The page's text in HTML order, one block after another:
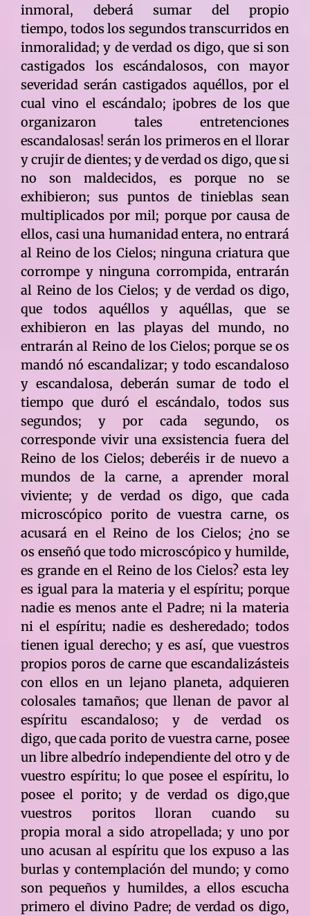
inmoral, deberá sumar del propio
tiempo, todos los segundos transcurridos en
inmoralidad; y de verdad os digo, que si son
castigados los escándalosos, con mayor
severidad serán castigados aquéllos, por el
cual vino el escándalo; ¡pobres de los que
organizaron tales entretenciones
escandalosas! serán los primeros en el llorar
y crujir de dientes; y de verdad os digo, que si
no son maldecidos, es porque no se
exhibieron; sus puntos de tinieblas sean
multiplicados por mil; porque por causa de
ellos, casi una humanidad entera, no entrará
al Reino de los Cielos; ninguna criatura que
corrompe y ninguna corrompida, entrarán
al Reino de los Cielos; y de verdad os digo,
que todos aquéllos y aquéllas, que se
exhibieron en las playas del mundo, no
entrarán al Reino de los Cielos; porque se os
mandó nó escandalizar; y todo escandaloso
y escandalosa, deberán sumar de todo el
tiempo que duró el escándalo, todos sus
segundos; y por cada segundo, os
corresponde vivir una exsistencia fuera del
Reino de los Cielos; deberéis ir de nuevo a
mundos de la carne, a aprender moral
viviente; y de verdad os digo, que cada
microscópico porito de vuestra carne, os
acusará en el Reino de los Cielos; ¿no se
os enseñó que todo microscópico y humilde,
es grande en el Reino de los Cielos? esta ley
es igual para la materia y el espíritu; porque
nadie es menos ante el Padre; ni la materia
ni el espíritu; nadie es desheredado; todos
tienen igual derecho; y es así, que vuestros
propios poros de carne que escandalizásteis
con ellos en un lejano planeta, adquieren
colosales tamaños; que llenan de pavor al
espíritu escandaloso; y de verdad os
digo, que cada porito de vuestra carne, posee
un libre albedrío independiente del otro y de
vuestro espíritu; lo que posee el espíritu, lo
posee el porito; y de verdad os digo,que
vuestros poritos lloran cuando su
propia moral a sido atropellada; y uno por
uno acusan al espíritu que los expuso a las
burlas y contemplación del mundo; y como
son pequeños y humildes, a ellos escucha
primero el divino Padre; de verdad os digo,